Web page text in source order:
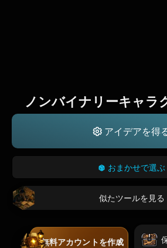
ノンバイナリーキャラ
アイデアを得
おまかせで選ぶ
似たツールを見る
無料アカウントを作成